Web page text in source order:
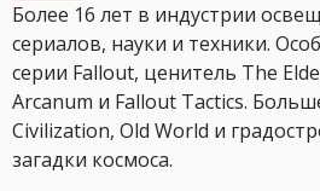
Более 16 лет в индустрии
сериалов, науки и техники.
серии Fallout, ценитель The
Arcanum и Fallout Tactics.
Civilization, Old World и
загадки космоса.